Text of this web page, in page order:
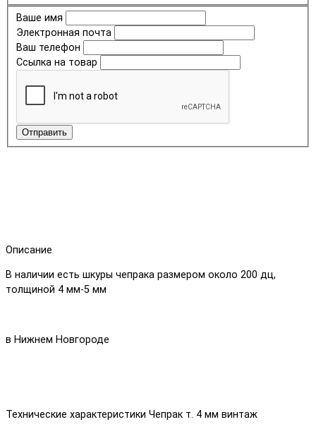
Ваше имя
Электронная почта
Ваш телефон
Ссылка на товар
Отправить
Описание
В наличии есть шкуры чепрака размером около 200 дц,
толщиной 4 мм-5 мм
в Нижнем Новгороде
Технические характеристики Чепрак т. 4 мм винтаж